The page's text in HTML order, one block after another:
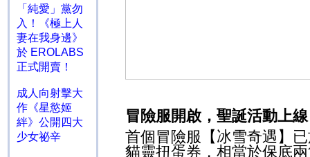
「純愛」黨勿
入！《極上人
妻在我身邊》
於 EROLABS
正式開賣！
成人向射擊大
作《星慾姬
絆》公開四大
少女祕辛
冒險服開啟，聖誕活動上
首個冒險服【冰雪奇遇】
貓靈扭蛋券，相當於保底